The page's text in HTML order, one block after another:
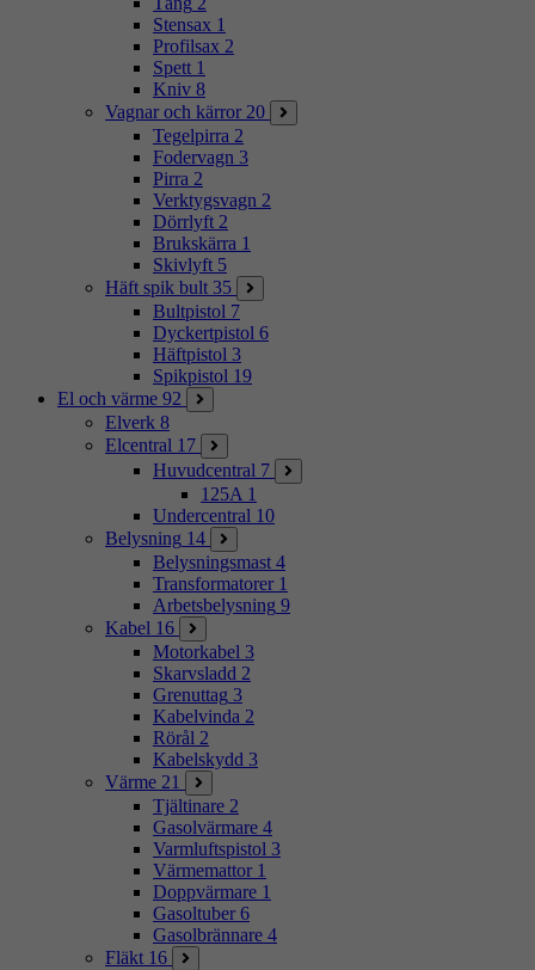
Stensax 1
Profilsax 2
Spett 1
Kniv 8
Vagnar och kärror 20
Tegelpirra 2
Fodervagn 3
Pirra 2
Verktygsvagn 2
Dörrlyft 2
Brukskärra 1
Skivlyft 5
Häft spik bult 35
Bultpistol 7
Dyckertpistol 6
Häftpistol 3
Spikpistol 19
El och värme 92
Elverk 8
Elcentral 17
Huvudcentral 7
125A 1
Undercentral 10
Belysning 14
Belysningsmast 4
Transformatorer 1
Arbetsbelysning 9
Kabel 16
Motorkabel 3
Skarvsladd 2
Grenuttag 3
Kabelvinda 2
Rörål 2
Kabelskydd 3
Värme 21
Tjältinare 2
Gasolvärmare 4
Varmluftspistol 3
Värmemattor 1
Doppvärmare 1
Gasoltuber 6
Gasolbrännare 4
Fläkt 16